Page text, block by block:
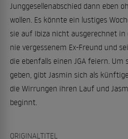
Junggesellenabschied dann eben
wollen. Es könnte ein lustiges
sie auf Ibiza nicht ausgerechnet in
nie vergessenem Ex-Freund und
die ebenfalls einen JGA feiern. Um
geben, gibt Jasmin sich als
die Wirrungen ihren Lauf und
beginnt.
ORIGINALTITEL